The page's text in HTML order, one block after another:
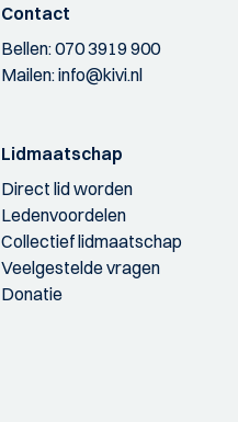
Contact
Bellen:070 3919 900
Mailen:info@kivi.nl
Lidmaatschap
Direct lid worden
Ledenvoordelen
Collectief lidmaatschap
Veelgestelde vragen
Donatie